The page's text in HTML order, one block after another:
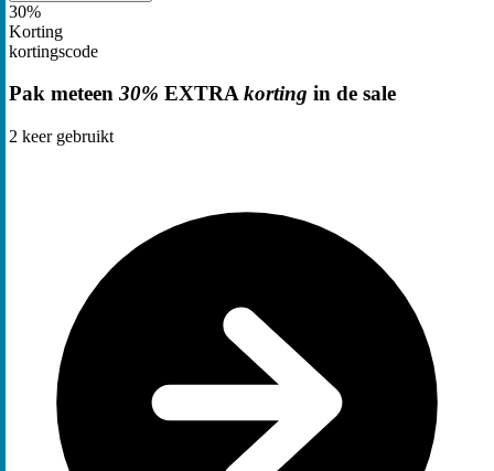
30%
Korting
kortingscode
Pak meteen 30% EXTRAkorting in de sale
2 keer gebruikt